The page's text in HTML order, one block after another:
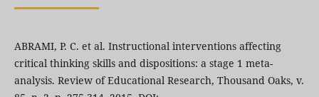
ABRAMI, P. C. et al. Instructional interventions affecting
critical thinking skills and dispositions: a stage 1 meta-
analysis. Review of Educational Research, Thousand Oaks, v.